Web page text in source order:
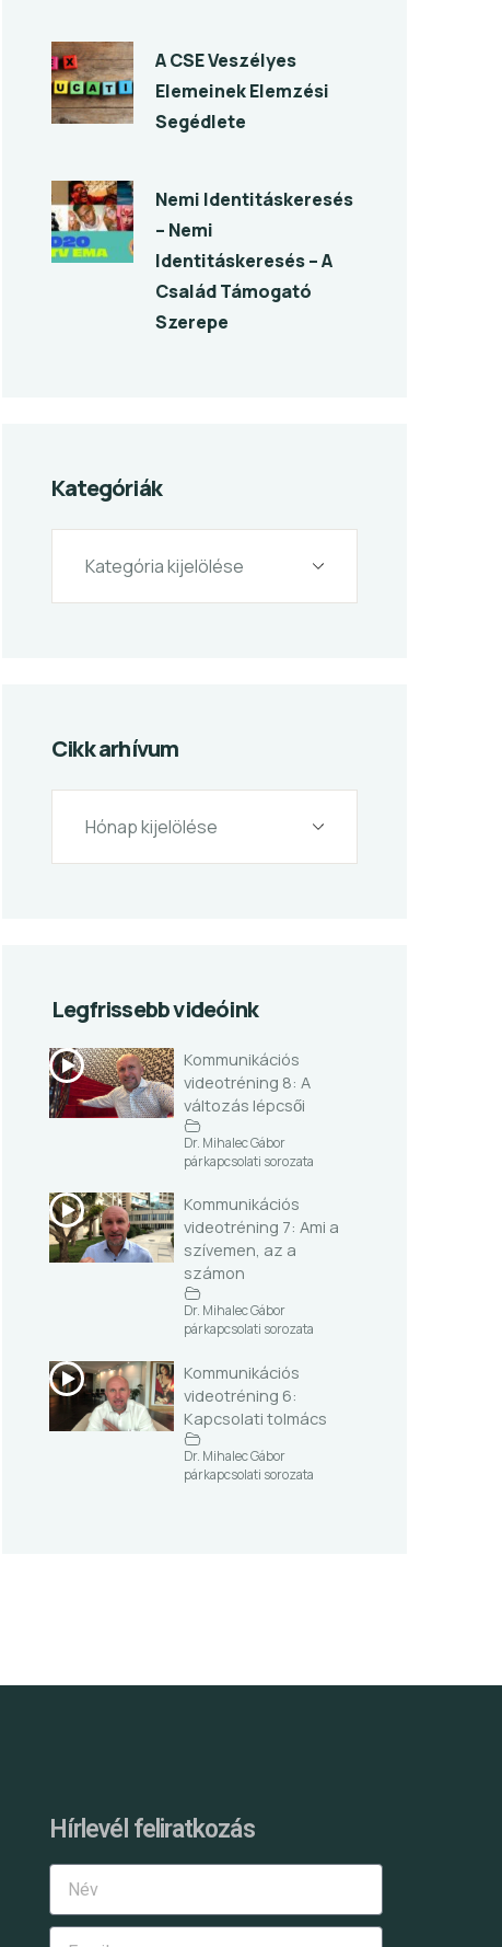
A CSE Veszélyes
Elemeinek Elemzési
Segédlete
Nemi Identitáskeresés
– Nemi
Identitáskeresés – A
Család Támogató
Szerepe
Kategóriák
Cikk arhívum
Legfrissebb videóink
Kommunikációs
videotréning 8: A
változás lépcsői
Dr. Mihalec Gábor
párkapcsolati sorozata
Kommunikációs
videotréning 7: Ami a
szívemen, az a
számon
Dr. Mihalec Gábor
párkapcsolati sorozata
Kommunikációs
videotréning 6:
Kapcsolati tolmács
Dr. Mihalec Gábor
párkapcsolati sorozata
Hírlevél feliratkozás